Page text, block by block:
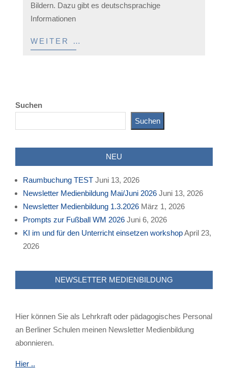
Bildern. Dazu gibt es deutschsprachige
Informationen
WEITER …
Suchen
Suchen
NEU
Raumbuchung TEST Juni 13, 2026
Newsletter Medienbildung Mai/Juni 2026 Juni 13, 2026
Newsletter Medienbildung 1.3.2026 März 1, 2026
Prompts zur Fußball WM 2026 Juni 6, 2026
KI im und für den Unterricht einsetzen workshopApril 23,
2026
NEWSLETTER MEDIENBILDUNG
Hier können Sie als Lehrkraft oder pädagogisches Personal
an Berliner Schulen meinen Newsletter Medienbildung
abonnieren.
Hier ..